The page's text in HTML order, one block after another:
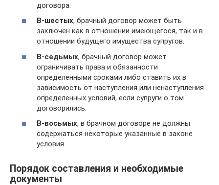
договора.
В-шестых, брачный договор может быть
заключен как в отношении имеющегося, так и в
отношении будущего имущества супругов.
В-седьмых, брачный договор может
ограничивать права и обязанности
определенными сроками либо ставить их в
зависимость от наступления или ненаступления
определенных условий, если супруги о том
договорились.
В-восьмых, в брачном договоре не должны
содержаться некоторые указанные в законе
условия.
Порядок составления и необходимые
документы